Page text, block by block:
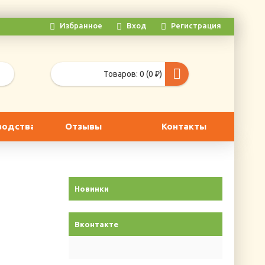
Избранное Вход Регистрация
Товаров: 0 (0 ₽)
Отзывы Контакты
Новинки
Вконтакте